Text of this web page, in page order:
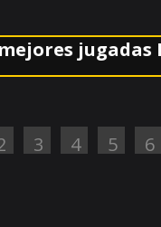
jugadas
3 4 5 6